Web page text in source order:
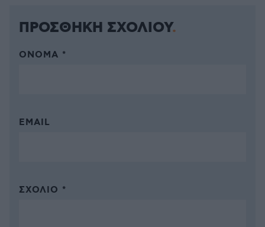
ΠΡΟΣΘΗΚΗ ΣΧΟΛΙΟΥ
ΌΝΟΜΑ *
EMAIL
ΣΧΌΛΙΟ *